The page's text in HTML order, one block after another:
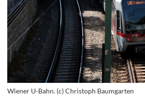
Wiener U-Bahn. (c) Christoph Baumgarten